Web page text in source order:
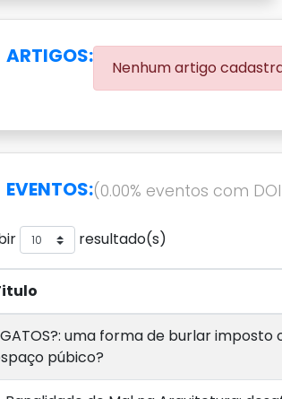
ARTIGOS: Nenhum artigo
EVENTOS:(0.00% eventos com
resultado(s)
uma forma de burlar
púbico?